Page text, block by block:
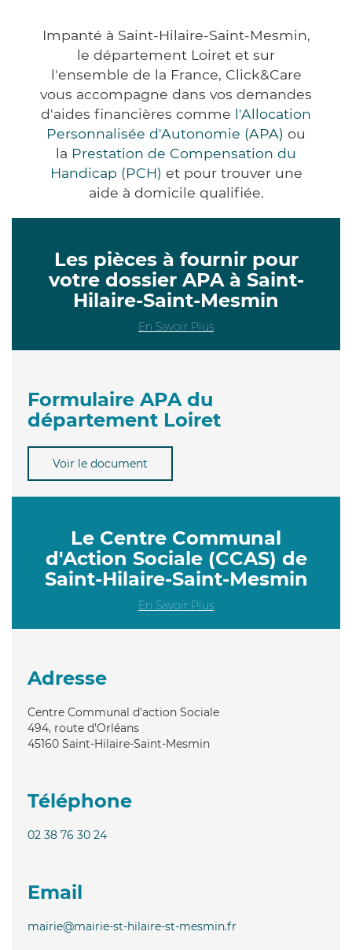
Impanté à Saint-Hilaire-Saint-Mesmin,
le département Loiret et sur
l'ensemble de la France, Click&Care
vous accompagne dans vos demandes
d'aides financières comme l'Allocation
Personnalisée d'Autonomie (APA) ou
la Prestation de Compensation du
Handicap (PCH) et pour trouver une
aide à domicile qualifiée.
Les pièces à fournir pour
votre dossier APA à Saint-
Hilaire-Saint-Mesmin
En Savoir Plus
Formulaire APA du
département Loiret
Voir le document
Le Centre Communal
d'Action Sociale (CCAS) de
Saint-Hilaire-Saint-Mesmin
En Savoir Plus
Adresse
Centre Communal d'action Sociale
494, route d'Orléans
45160 Saint-Hilaire-Saint-Mesmin
Téléphone
02 38 76 30 24
Email
mairie@mairie-st-hilaire-st-mesmin.fr